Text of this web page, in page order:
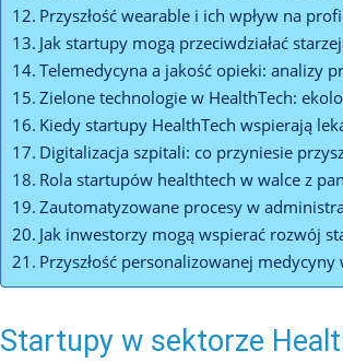
Przyszłość wearable i ich wpływ na
Jak startupy mogą przeciwdziałać
Telemedycyna a jakość opieki: analizy
Zielone technologie w HealthTech:
Kiedy startupy HealthTech wspierają
Digitalizacja szpitali: co przyniesie
Rola startupów healthtech w walce z
Zautomatyzowane procesy w
Jak inwestorzy mogą wspierać rozwój
Przyszłość personalizowanej
Startupy w sektorze